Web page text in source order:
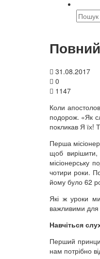
31.08.2017
0
1147
Коли
подорож. «Як
покликав Я їх!
Перша
щоб
місіонерську
чотири роки.
йому було 62
Які ж уроки
важливими для
Навчіться
Перший
нам потрібно